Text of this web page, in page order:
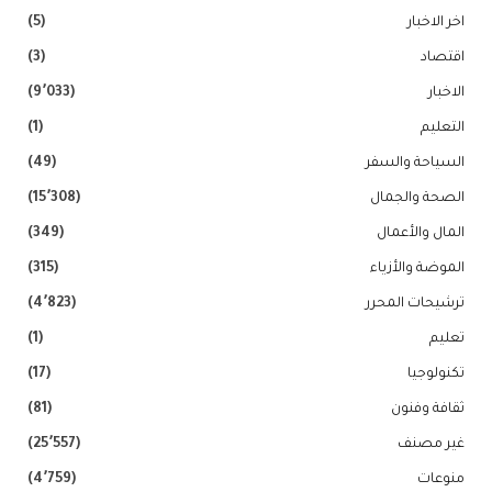
اخر الاخبار (5)
اقتصاد (3)
الاخبار (9٬033)
التعليم (1)
السياحة والسفر (49)
الصحة والجمال (15٬308)
المال والأعمال (349)
الموضة والأزياء (315)
ترشيحات المحرر (4٬823)
تعليم (1)
تكنولوجيا (17)
ثقافة وفنون (81)
غير مصنف (25٬557)
منوعات (4٬759)